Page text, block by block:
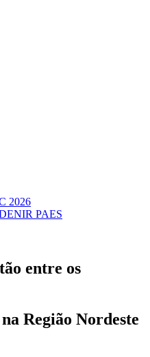
entre os
Região Nordeste